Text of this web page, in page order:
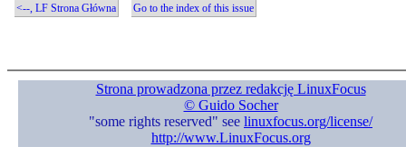
<--, LF Strona Główna Go to the index of this issue
Strona prowadzona przez redakcję LinuxFocus
© Guido Socher
"some rights reserved" see linuxfocus.org/license/
http://www.LinuxFocus.org